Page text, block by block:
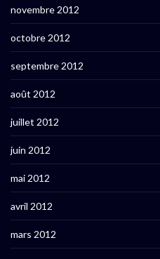
novembre 2012
octobre 2012
septembre 2012
août 2012
juillet 2012
juin 2012
mai 2012
avril 2012
mars 2012